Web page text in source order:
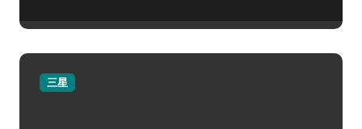
三星